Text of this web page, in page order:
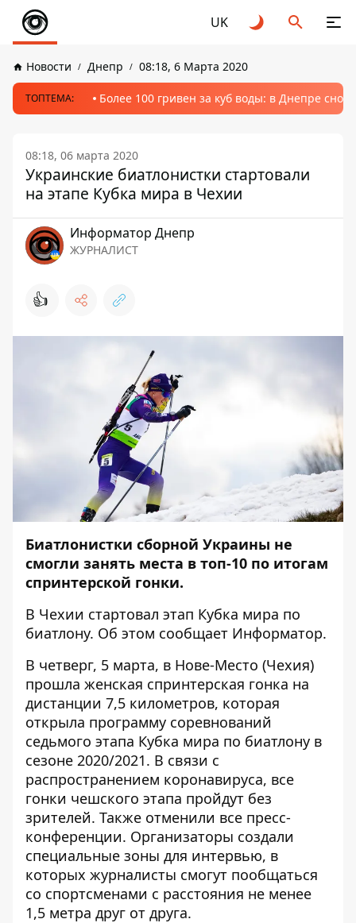
UK
Новости Днепр 08:18, 6 Марта 2020
ТОПТЕМА: Более 100 гривен за куб воды: в Днепре
08:18, 06 марта 2020
Украинские биатлонистки стартовали
на этапе Кубка мира в Чехии
Информатор Днепр
ЖУРНАЛИСТ
👍
Биатлонистки сборной Украины не
смогли занять места в топ-10 по итогам
спринтерской гонки.
В Чехии стартовал этап Кубка мира по
биатлону. Об этом сообщает Информатор.
В четверг, 5 марта, в Нове-Место (Чехия)
прошла женская спринтерская гонка на
дистанции 7,5 километров, которая
открыла программу соревнований
седьмого этапа Кубка мира по биатлону в
сезоне 2020/2021. В связи с
распространением коронавируса, все
гонки чешского этапа пройдут без
зрителей. Также отменили все пресс-
конференции. Организаторы создали
специальные зоны для интервью, в
которых журналисты смогут пообщаться
со спортсменами с расстояния не менее
1,5 метра друг от друга.